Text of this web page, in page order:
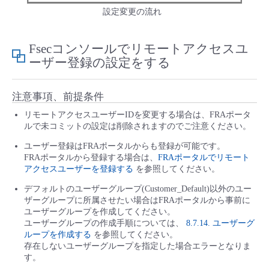
設定変更の流れ
Fsecコンソールでリモートアクセスユ
ーザー登録の設定をする
注意事項、前提条件
リモートアクセスユーザーIDを変更する場合は、FRAポータ
ルで未コミットの設定は削除されますのでご注意ください。
ユーザー登録はFRAポータルからも登録が可能です。
FRAポータルから登録する場合は、 FRAポータルでリモート
アクセスユーザーを登録する を参照してください。
デフォルトのユーザーグループ(Customer_Default)以外のユー
ザーグループに所属させたい場合はFRAポータルから事前に
ユーザーグループを作成してください。
ユーザーグループの作成手順については、 8.7.14. ユーザーグ
ループを作成する を参照してください。
存在しないユーザーグループを指定した場合エラーとなりま
す。